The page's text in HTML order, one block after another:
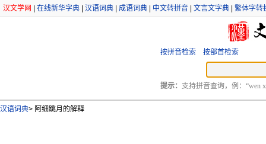
汉文学网 在线新华字典 汉语词典 成语词典 中文转拼音 文言文字典 繁体字转
按拼音检索 按部首检索
提示： 支持拼音查询，例：“wen
汉语词典> 阿细跳月的解释